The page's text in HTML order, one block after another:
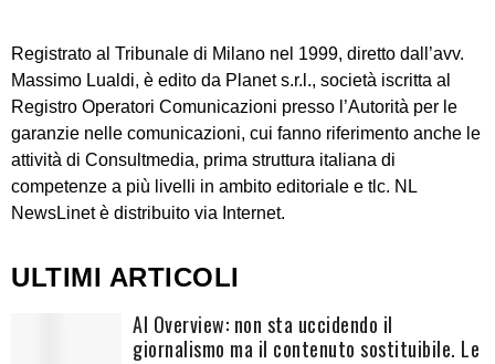
Registrato al Tribunale di Milano nel 1999, diretto dall’avv.
Massimo Lualdi, è edito da Planet s.r.l., società iscritta al
Registro Operatori Comunicazioni presso l’Autorità per le
garanzie nelle comunicazioni, cui fanno riferimento anche le
attività di Consultmedia, prima struttura italiana di
competenze a più livelli in ambito editoriale e tlc. NL
NewsLinet è distribuito via Internet.
ULTIMI ARTICOLI
AI Overview: non sta uccidendo il
giornalismo ma il contenuto sostituibile. Le